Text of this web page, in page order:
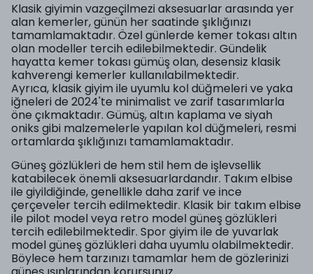
Klasik giyimin vazgeçilmezi aksesuarlar arasında yer
alan kemerler, günün her saatinde şıklığınızı
tamamlamaktadır. Özel günlerde kemer tokası altın
olan modeller tercih edilebilmektedir. Gündelik
hayatta kemer tokası gümüş olan, desensiz klasik
kahverengi kemerler kullanılabilmektedir.
Ayrıca, klasik giyim ile uyumlu kol düğmeleri ve yaka
iğneleri de 2024'te minimalist ve zarif tasarımlarla
öne çıkmaktadır. Gümüş, altın kaplama ve siyah
oniks gibi malzemelerle yapılan kol düğmeleri, resmi
ortamlarda şıklığınızı tamamlamaktadır.
Güneş gözlükleri de hem stil hem de işlevsellik
katabilecek önemli aksesuarlardandır. Takım elbise
ile giyildiğinde, genellikle daha zarif ve ince
çerçeveler tercih edilmektedir. Klasik bir takım elbise
ile pilot model veya retro model güneş gözlükleri
tercih edilebilmektedir. Spor giyim ile de yuvarlak
model güneş gözlükleri daha uyumlu olabilmektedir.
Böylece hem tarzınızı tamamlar hem de gözlerinizi